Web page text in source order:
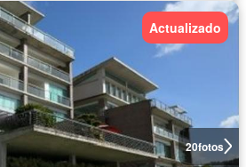
20fotos
Actualizado